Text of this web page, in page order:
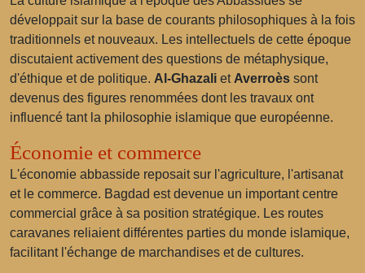
développait sur la base de courants philosophiques à la fois
traditionnels et nouveaux. Les intellectuels de cette époque
discutaient activement des questions de métaphysique,
d'éthique et de politique. Al-Ghazali et Averroès sont
devenus des figures renommées dont les travaux ont
influencé tant la philosophie islamique que européenne.
Économie et commerce
L'économie abbasside reposait sur l'agriculture, l'artisanat
et le commerce. Bagdad est devenue un important centre
commercial grâce à sa position stratégique. Les routes
caravanes reliaient différentes parties du monde islamique,
facilitant l'échange de marchandises et de cultures.